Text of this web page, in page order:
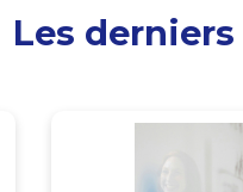
Les derniers